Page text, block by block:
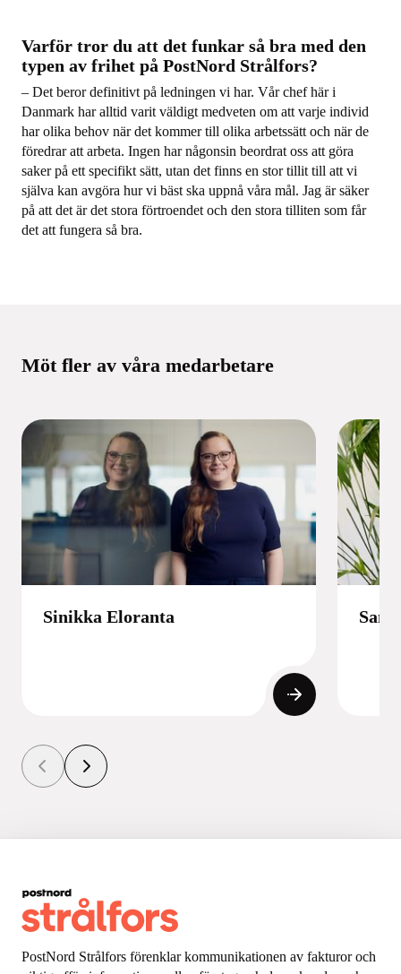
Varför tror du att det funkar så bra med den
typen av frihet på PostNord Strålfors?
– Det beror definitivt på ledningen vi har. Vår chef här i
Danmark har alltid varit väldigt medveten om att varje individ
har olika behov när det kommer till olika arbetssätt och när de
föredrar att arbeta. Ingen har någonsin beordrat oss att göra
saker på ett specifikt sätt, utan det finns en stor tillit till att vi
själva kan avgöra hur vi bäst ska uppnå våra mål. Jag är säker
på att det är det stora förtroendet och den stora tilliten som får
det att fungera så bra.
Möt fler av våra medarbetare
Sinikka Eloranta
PostNord Strålfors förenklar kommunikationen av fakturor och